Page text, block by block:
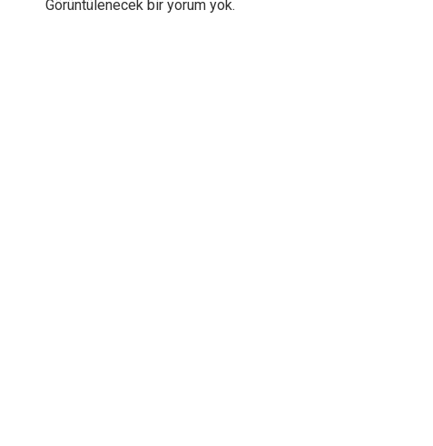
Görüntülenecek bir yorum yok.